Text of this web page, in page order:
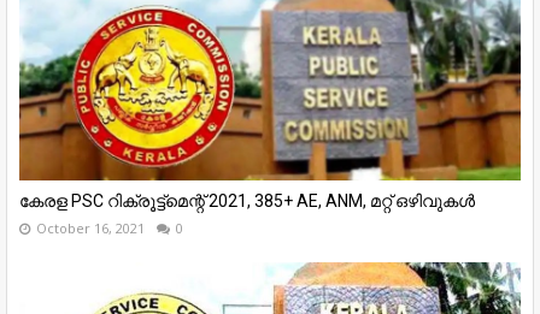
കേരള PSC റിക്രൂട്ട്മെന്റ് 2021, 385+ AE, ANM, മറ്റ് ഒഴിവുകൾ
October 16, 2021 0